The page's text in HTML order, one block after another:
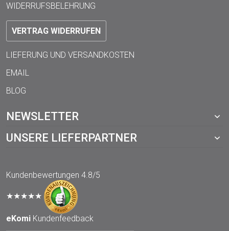
WIDERRUFSBELEHRUNG
VERTRAG WIDERRUFEN
LIEFERUNG UND VERSANDKOSTEN
EMAIL
BLOG
NEWSLETTER
UNSERE LIEFERPARTNER
Kundenbewertungen 4.8/5
★★★★★
eKomi Kundenfeedback